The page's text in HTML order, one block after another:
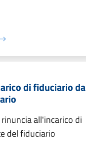
di fiduciario da
all'incarico di
del fiduciario